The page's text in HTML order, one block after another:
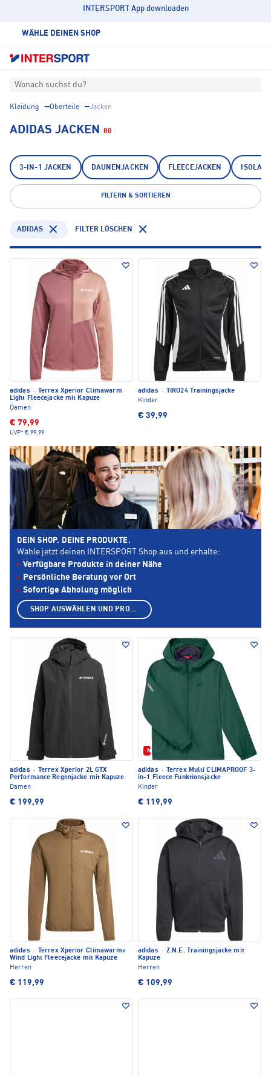
INTERSPORT App downloaden
WÄHLE DEINEN SHOP
Wonach suchst du?
Kleidung Oberteile Jacken
ADIDAS JACKEN 80
3-IN-1 JACKEN DAUNENJACKEN FLEECEJACKEN
FILTERN & SORTIEREN
ADIDAS FILTER LÖSCHEN
adidas ·
Terrex Xperior Climawarm
Light Fleecejacke mit Kapuze
Damen
€ 79,99
UVP* € 99,99
adidas ·
TIRO24 Trainingsjacke
Kinder
€ 39,99
adidas ·
Terrex Xperior 2L GTX
Performance Regenjacke mit Kapuze
Damen
€ 199,99
Neu
adidas ·
Terrex Multi CLIMAPROOF 3-
in-1 Fleece Funktionsjacke
Kinder
€ 119,99
adidas ·
Terrex Xperior Climawarm+
Wind Light Fleecejacke mit Kapuze
Herren
€ 119,99
adidas · Z.N.E. Trainingsjacke mit
Kapuze
Herren
€ 109,99
DEIN SHOP. DEINE PRODUKTE.
Wähle jetzt deinen INTERSPORT Shop aus und erhalte:
Verfügbare Produkte in deiner Nähe
Persönliche Beratung vor Ort
Sofortige Abholung möglich
SHOP AUSWÄHLEN UND PRODUKTE ANZEIGEN